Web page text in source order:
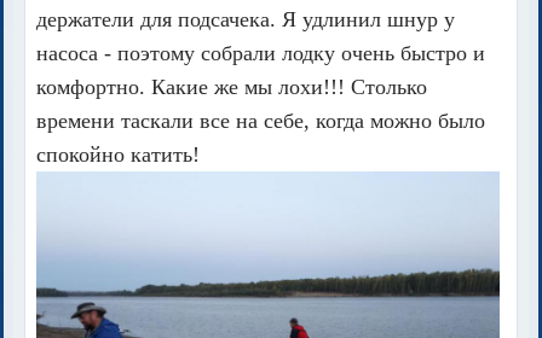
держатели для подсачека. Я удлинил шнур у
насоса - поэтому собрали лодку очень быстро и
комфортно. Какие же мы лохи!!! Столько
времени таскали все на себе, когда можно было
спокойно катить!